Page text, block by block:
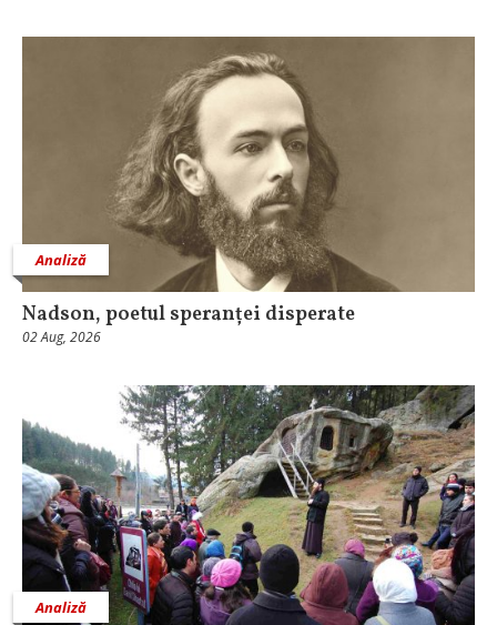
Analiză
Nadson, poetul speranței disperate
02 Aug, 2026
Analiză